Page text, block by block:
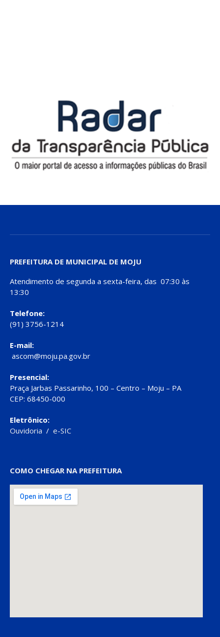
PREFEITURA DE MUNICIPAL DE MOJU
Atendimento de segunda a sexta-feira, das 07:30 às
13:30
Telefone:
(91) 3756-1214
E-mail:
ascom@moju.pa.gov.br
Presencial:
Praça Jarbas Passarinho, 100 – Centro – Moju – PA
CEP: 68450-000
Eletrônico:
Ouvidoria / e-SIC
COMO CHEGAR NA PREFEITURA